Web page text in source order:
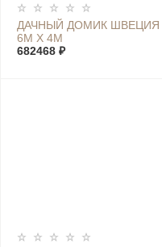
ДАЧНЫЙ ДОМИК ШВЕЦИЯ
6М Х 4М
682468 ₽